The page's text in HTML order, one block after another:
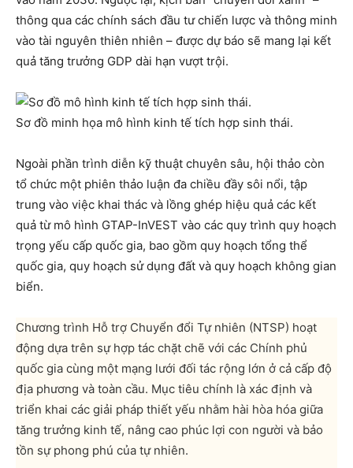
thông qua các chính sách đầu tư chiến lược và thông minh
vào tài nguyên thiên nhiên – được dự báo sẽ mang lại kết
quả tăng trưởng GDP dài hạn vượt trội.
Sơ đồ minh họa mô hình kinh tế tích hợp sinh thái.
Ngoài phần trình diễn kỹ thuật chuyên sâu, hội thảo còn
tổ chức một phiên thảo luận đa chiều đầy sôi nổi, tập
trung vào việc khai thác và lồng ghép hiệu quả các kết
quả từ mô hình GTAP-InVEST vào các quy trình quy hoạch
trọng yếu cấp quốc gia, bao gồm quy hoạch tổng thể
quốc gia, quy hoạch sử dụng đất và quy hoạch không gian
biển.
Chương trình Hỗ trợ Chuyển đổi Tự nhiên (NTSP) hoạt
động dựa trên sự hợp tác chặt chẽ với các Chính phủ
quốc gia cùng một mạng lưới đối tác rộng lớn ở cả cấp độ
địa phương và toàn cầu. Mục tiêu chính là xác định và
triển khai các giải pháp thiết yếu nhằm hài hòa hóa giữa
tăng trưởng kinh tế, nâng cao phúc lợi con người và bảo
tồn sự phong phú của tự nhiên.